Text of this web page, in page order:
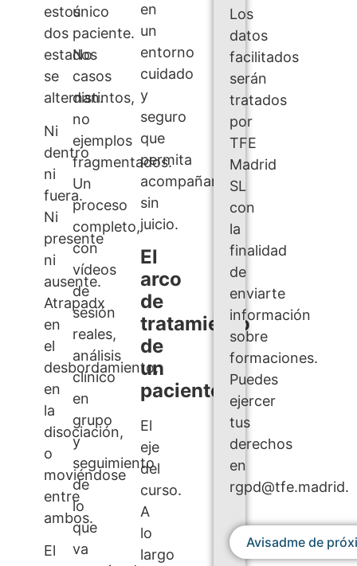
estos
dos
estados
se
alternan.
Ni
dentro
ni
fuera.
Ni
presente
ni
ausente.
Atrapadx
en
el
desbordamiento,
en
la
disociación,
o
moviéndose
entre
ambos.
El
único
paciente.
No
casos
distintos,
no
ejemplos
fragmentados.
Un
proceso
completo,
con
vídeos
de
sesión
reales,
análisis
clínico
en
grupo
y
seguimiento
de
lo
que
va
en
un
entorno
cuidado
y
seguro
que
permita
acompañar
sin
juicio.
El
arco
de
tratamiento
de
un
paciente
El
eje
del
curso.
A
lo
largo
de
tratamiento
Los
datos
facilitados
serán
tratados
por
TFE
Madrid
SL
con
la
finalidad
de
enviarte
información
sobre
formaciones.
Puedes
ejercer
tus
derechos
en
rgpd@tfe.madrid.
Avisadme de